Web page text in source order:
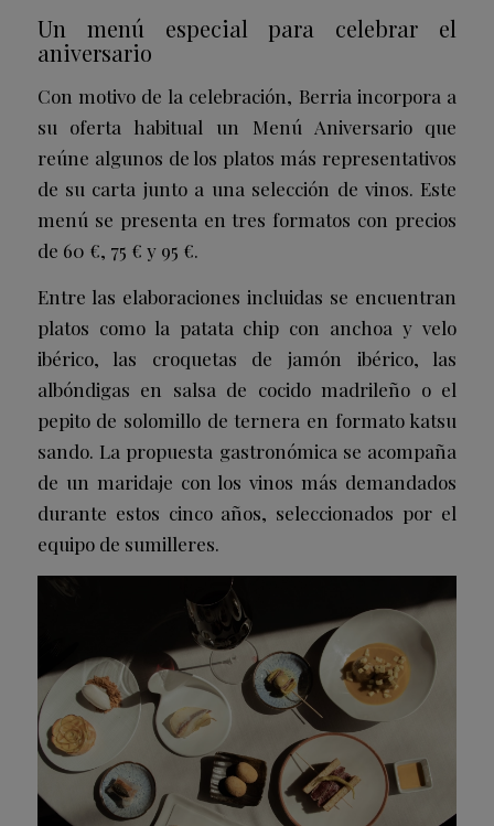
Un menú especial para celebrar el
aniversario
Con motivo de la celebración, Berria incorpora a
su oferta habitual un Menú Aniversario que
reúne algunos de los platos más representativos
de su carta junto a una selección de vinos. Este
menú se presenta en tres formatos con precios
de 60 €, 75 € y 95 €.
Entre las elaboraciones incluidas se encuentran
platos como la patata chip con anchoa y velo
ibérico, las croquetas de jamón ibérico, las
albóndigas en salsa de cocido madrileño o el
pepito de solomillo de ternera en formato katsu
sando. La propuesta gastronómica se acompaña
de un maridaje con los vinos más demandados
durante estos cinco años, seleccionados por el
equipo de sumilleres.